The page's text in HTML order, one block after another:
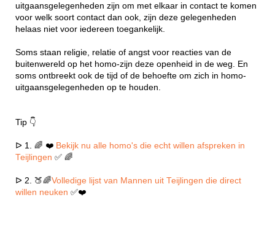
uitgaansgelegenheden zijn om met elkaar in contact te komen
voor welk soort contact dan ook, zijn deze gelegenheden
helaas niet voor iedereen toegankelijk.
Soms staan religie, relatie of angst voor reacties van de
buitenwereld op het homo-zijn deze openheid in de weg. En
soms ontbreekt ook de tijd of de behoefte om zich in homo-
uitgaansgelegenheden op te houden.
Tip 👇
ᐅ 1. 🌈 ❤️ Bekijk nu alle homo's die echt willen afspreken in
Teijlingen ✅ 🌈
ᐅ 2. 🍑🌈Volledige lijst van Mannen uit Teijlingen die direct
willen neuken ✅❤️